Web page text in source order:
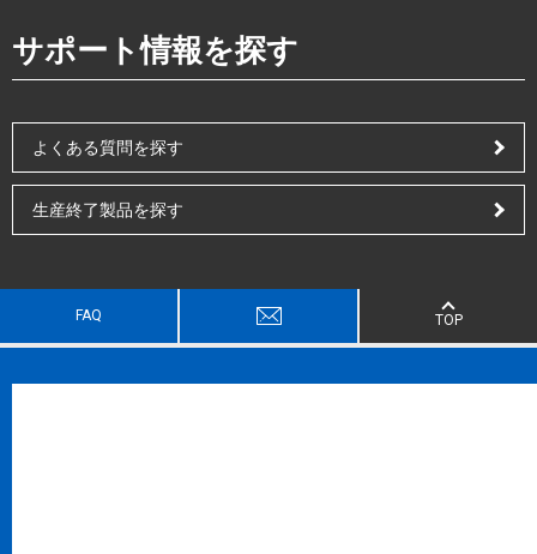
サポート情報を探す
よくある質問を探す
生産終了製品を探す
FAQ TOP